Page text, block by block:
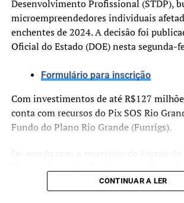
CANOAS
CHEIA
DESABRIGADOS
ENCHENTE 24
ENCHENTE
FEATURED
RIO GRANDE DO SUL
edição do programa de auxílio
NÃO SE ESQUEÇA
Estado recebe 1,4 mil servidores para
reconstrução do RS
Desenvolvimento Profissional (STDP),
microempreendedores individuais
enchentes de 2024. A decisão foi
Oficial do Estado (DOE) nesta segunda-
Formulário para inscrição
Com investimentos de até R$127
conta com recursos do Pix SOS Rio
Fundo do Plano Rio Grande (Funrigs).
Desenvolvimento Profissional, Gilmar
última prorrogação, os resultados foram
CONTINUAR A LER